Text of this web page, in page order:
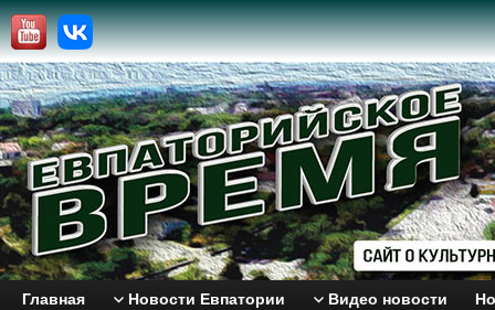
Главная Новости Евпатории Видео новости